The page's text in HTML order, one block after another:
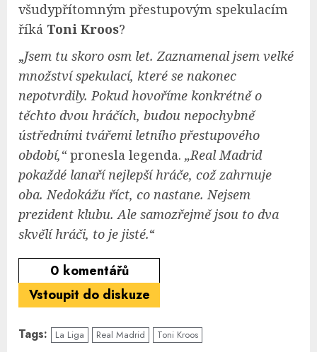
všudypřítomným přestupovým spekulacím
říká Toni Kroos?
„Jsem tu skoro osm let. Zaznamenal jsem velké
množství spekulací, které se nakonec
nepotvrdily. Pokud hovoříme konkrétně o
těchto dvou hráčích, budou nepochybně
ústředními tvářemi letního přestupového
období,“pronesla legenda. „Real Madrid
pokaždé lanaří nejlepší hráče, což zahrnuje
oba. Nedokážu říct, co nastane. Nejsem
prezident klubu. Ale samozřejmě jsou to dva
skvělí hráči, to je jisté.“
0 komentářů
Vstoupit do diskuze
Tags: La Liga Real Madrid Toni Kroos